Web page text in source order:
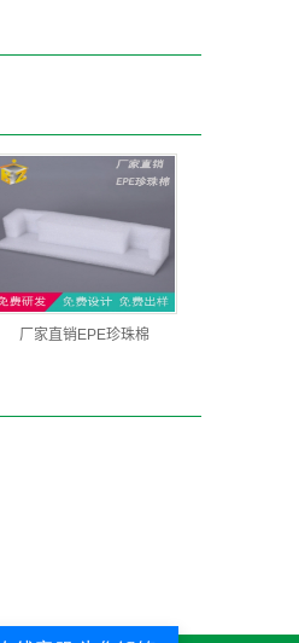
厂家直销EPE珍珠棉